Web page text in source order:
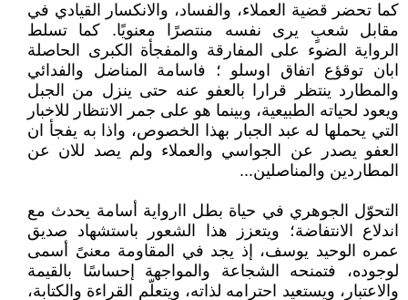
كما تحضر قضية العملاء، والفساد، والانكسار القيادي في
مقابل شعبٍ يرى نفسه منتصرًا معنويًا. كما تسلط
الرواية الضوء على المفارقة والمفجأة الكبرى الحاصلة
ابان توقؤع اتفاق اوسلو ؛ فاسامة المناضل والفدائي
والمطارد ينتظر قرارا بالعفو عنه حتى ينزل من الجبل
ويعود لحياته الطبيعية، وبينما هو على جمر الانتظار للاخبار
التي يحملها له عبد الجبار بهذا الخصوص، واذا به يفجأ ان
العفو يصدر عن الجواسي والعملاء ولم يصد للان عن
المطاردين والمناصلين...
التحوّل الجوهري في حياة بطل اارواية أسامة يحدث مع
اندلاع الانتفاضة؛ ويتعزز هذا الشعور باستشهاد صديق
عمره الوحيد يوسف، إذ يجد في المقاومة معنىً أسمى
لوجوده، فتمنحه الشجاعة والمواجهة إحساسًا بالقيمة
والاعتبار، ويستعيد احترامه لذاته، ويتعلّم القراءة والكتابة،